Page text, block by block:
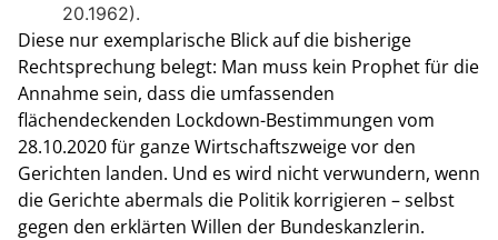
20.1962).
Diese nur exemplarische Blick auf die bisherige
Rechtsprechung belegt: Man muss kein Prophet für die
Annahme sein, dass die umfassenden
flächendeckenden Lockdown-Bestimmungen vom
28.10.2020 für ganze Wirtschaftszweige vor den
Gerichten landen. Und es wird nicht verwundern, wenn
die Gerichte abermals die Politik korrigieren – selbst
gegen den erklärten Willen der Bundeskanzlerin.